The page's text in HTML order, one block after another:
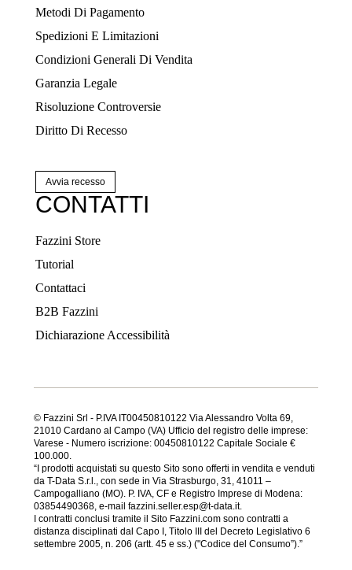
Metodi Di Pagamento
Spedizioni E Limitazioni
Condizioni Generali Di Vendita
Garanzia Legale
Risoluzione Controversie
Diritto Di Recesso
Avvia recesso
CONTATTI
Fazzini Store
Tutorial
Contattaci
B2B Fazzini
Dichiarazione Accessibilità
© Fazzini Srl - P.IVA IT00450810122 Via Alessandro Volta 69,
21010 Cardano al Campo (VA) Ufficio del registro delle imprese:
Varese - Numero iscrizione: 00450810122 Capitale Sociale €
100.000.
“I prodotti acquistati su questo Sito sono offerti in vendita e venduti
da T-Data S.r.l., con sede in Via Strasburgo, 31, 41011 –
Campogalliano (MO). P. IVA, CF e Registro Imprese di Modena:
03854490368, e-mail fazzini.seller.esp@t-data.it.
I contratti conclusi tramite il Sito Fazzini.com sono contratti a
distanza disciplinati dal Capo I, Titolo III del Decreto Legislativo 6
settembre 2005, n. 206 (artt. 45 e ss.) ("Codice del Consumo”).”